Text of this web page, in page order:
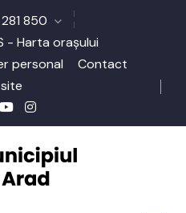
850
- Harta orașului
personal
Contact